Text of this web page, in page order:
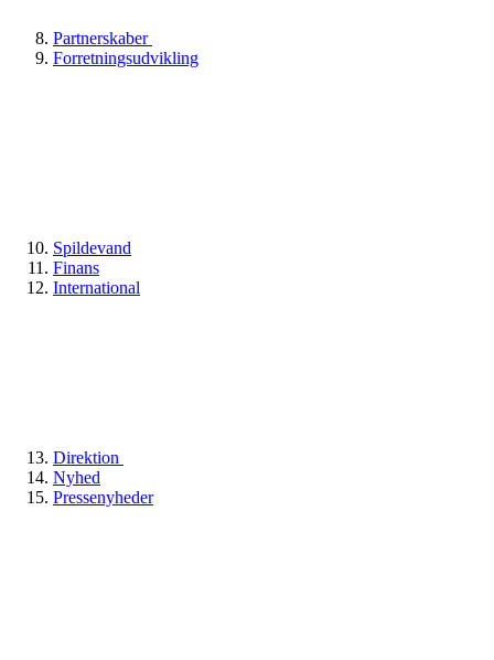
Partnerskaber
Forretningsudvikling
Spildevand
Finans
International
Direktion
Nyhed
Pressenyheder